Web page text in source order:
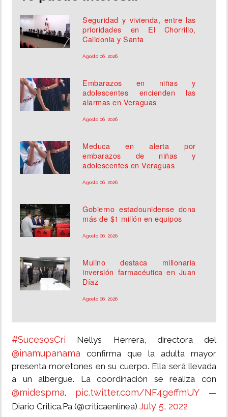
Seguridad y vivienda, entre las
prioridades en El Chorrillo,
Calidonia y Santa
Agosto 06, 2026
Embarazos en niñas y
adolescentes encienden las
alarmas en Veraguas
Agosto 06, 2026
Meduca en alerta por
embarazos de niñas y
adolescentes en Veraguas
Agosto 06, 2026
Gobierno estadounidense dona
más de $1 millón en equipos
Agosto 06, 2026
Mulino destaca millonaria
inversión farmacéutica en Juan
Díaz
Agosto 06, 2026
#SucesosCri Nellys Herrera, directora del
@inamupanama confirma que la adulta mayor
presenta moretones en su cuerpo. Ella será llevada
a un albergue. La coordinación se realiza con
@midespma. pic.twitter.com/NF4geffmUY —
Diario Critica.Pa (@criticaenlinea) July 5, 2022